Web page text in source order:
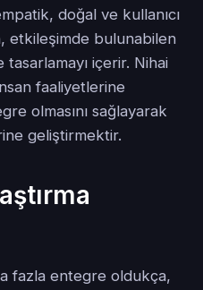
doğal ve kullanıcı
etkileşimde bulunabilen
içerir. Nihai
faaliyetlerine
olmasını sağlayarak
geliştirmektir.
fazla entegre oldukça,